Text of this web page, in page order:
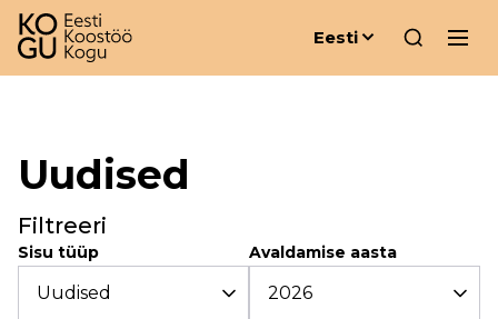
Eesti
Uudised
Filtreeri
Sisu tüüp Avaldamise aasta